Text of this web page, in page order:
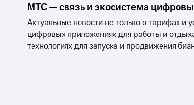
МТС — связь и экосистема
Актуальные новости не только о тарифах и
цифровых приложениях для работы и
технологиях для запуска и продвижения